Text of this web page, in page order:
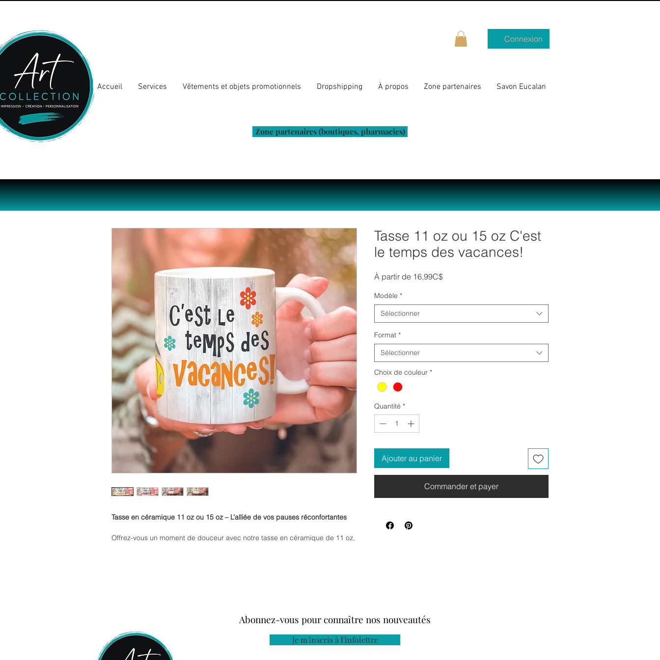
Connexion
Accueil Services Vêtements et objets promotionnels Dropshipping À propos Zone partenaires Savon Eucalan
Zone partenaires (boutiques, pharmacies)
Tasse en céramique 11 oz ou 15 oz – L’alliée de vos pauses réconfortantes
Offrez-vous un moment de douceur avec notre tasse en céramique de 11 oz,
facilement à tous les styles de décoration ou d’ambiance.
Entretien facile : elle passe au lave-vaisselle sans problème, vous permettant
de profiter de vos moments sans tracas.
C’est aussi une excellente idée cadeau, que ce soit pour un(e) collègue,
Tasse 11 oz ou 15 oz C'est
le temps des vacances!
À partir de 16,99C$Prix
Modèle *
Sélectionner
Format *
Sélectionner
Choix de couleur *
Quantité *
Ajouter au panier
Commander et payer
Abonnez-vous pour connaître nos nouveautés
Je m'inscris à l'infolettre